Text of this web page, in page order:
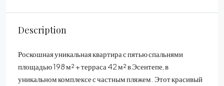
Description
Роскошная уникальная квартира с пятью спальнями
площадью 198 м² + терраса 42 м² в Эсентепе, в
уникальном комплексе с частным пляжем. Этот красивый